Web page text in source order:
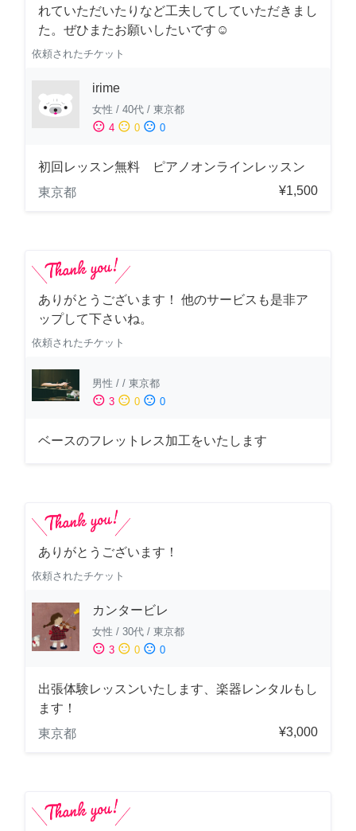
れていただいたりなど工夫してしていただきまし
た。ぜひまたお願いしたいです☺️
依頼されたチケット
irime
女性 / 40代 / 東京都
sentiment_satisfied 4 sentiment_neutral 0 sentiment_dissatisfied 0
初回レッスン無料 ピアノオンラインレッスン
東京都
¥1,500
ありがとうございます！ 他のサービスも是非ア
ップして下さいね。
依頼されたチケット
男性 / / 東京都
sentiment_satisfied 3 sentiment_neutral 0 sentiment_dissatisfied 0
ベースのフレットレス加工をいたします
ありがとうございます！
依頼されたチケット
カンタービレ
女性 / 30代 / 東京都
sentiment_satisfied 3 sentiment_neutral 0 sentiment_dissatisfied 0
出張体験レッスンいたします、楽器レンタルもし
ます！
東京都
¥3,000